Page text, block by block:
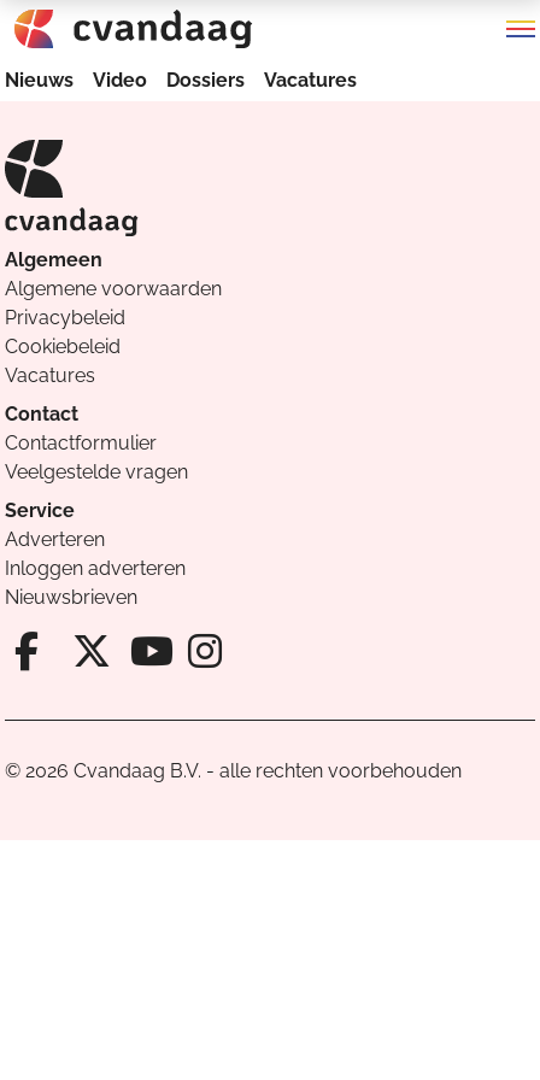
Nieuws Video Dossiers Vacatures
Algemeen
Algemene voorwaarden
Privacybeleid
Cookiebeleid
Vacatures
Contact
Contactformulier
Veelgestelde vragen
Service
Adverteren
Inloggen adverteren
Nieuwsbrieven
Facebook van Cvandaag
X van Cvandaag
Instagram van
© 2026 Cvandaag B.V. - alle rechten voorbehouden